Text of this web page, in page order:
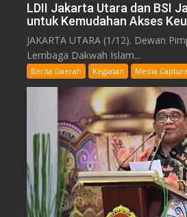
LDII Jakarta Utara dan BSI
untuk Kemudahan Akses
JAKARTA UTARA (1/12). Dewan
Lembaga Dakwah Islam...
Berita Daerah Kegiatan Media